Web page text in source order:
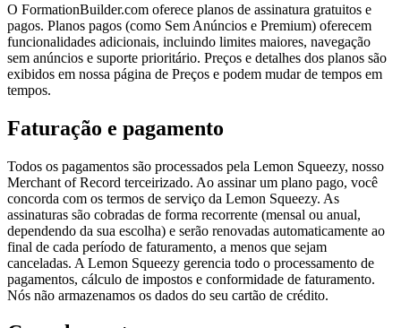
O FormationBuilder.com oferece planos de assinatura gratuitos e
pagos. Planos pagos (como Sem Anúncios e Premium) oferecem
funcionalidades adicionais, incluindo limites maiores, navegação
sem anúncios e suporte prioritário. Preços e detalhes dos planos são
exibidos em nossa página de Preços e podem mudar de tempos em
tempos.
Faturação e pagamento
Todos os pagamentos são processados pela Lemon Squeezy, nosso
Merchant of Record terceirizado. Ao assinar um plano pago, você
concorda com os termos de serviço da Lemon Squeezy. As
assinaturas são cobradas de forma recorrente (mensal ou anual,
dependendo da sua escolha) e serão renovadas automaticamente ao
final de cada período de faturamento, a menos que sejam
canceladas. A Lemon Squeezy gerencia todo o processamento de
pagamentos, cálculo de impostos e conformidade de faturamento.
Nós não armazenamos os dados do seu cartão de crédito.